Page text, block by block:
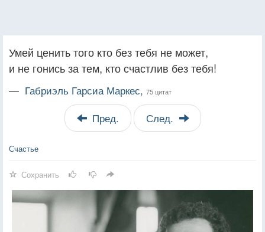
Умей ценить того кто без тебя не может,
и не гонись за тем, кто счастлив без тебя!
— Габриэль Гарсиа Маркес, 75 цитат
Пред. След.
Счастье
Сохранить